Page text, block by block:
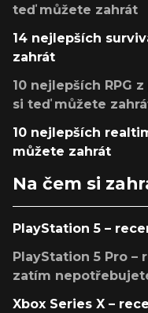
teď můžete zahrát
14 nejlepších
zahrát
10 nejlepších RPG
si teď můžete
10 nejlepších
můžete zahrát
Na čem si
PlayStation 5 –
PlayStation 5 Pro
zatím
Xbox Series X –